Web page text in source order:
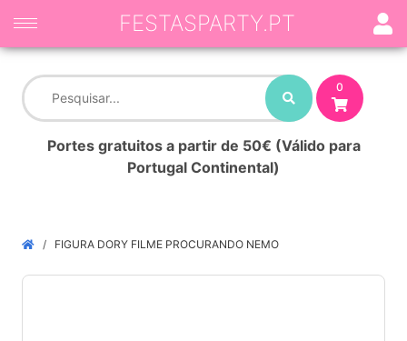
0
Portes gratuitos a partir de 50€ (Válido para
Portugal Continental)
FESTASPARTY.PT
FIGURA DORY FILME PROCURANDO NEMO